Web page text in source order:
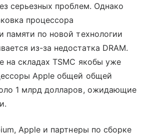
серьезных проблем. Однако
процессора
памяти по новой технологии
из-за недостатка DRAM.
на складах TSMC якобы уже
Apple общей общей
1 млрд долларов, ожидающие
Apple и партнеры по сборке